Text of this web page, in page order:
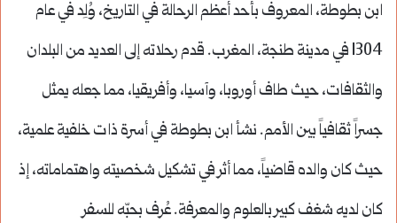
ابن بطوطة، المعروف بأحد أعظم الرحالة في التاريخ، وُلِد في عام
1304 في مدينة طنجة، المغرب. قدم رحلاته إلى العديد من البلدان
والثقافات، حيث طاف أوروبا، وآسيا، وأفريقيا، مما جعله يمثل
جسراً ثقافياً بين الأمم. نشأ ابن بطوطة في أسرة ذات خلفية علمية،
حيث كان والده قاضياً، مما أثر في تشكيل شخصيته واهتماماته، إذ
كان لديه شغف كبير بالعلوم والمعرفة. عُرف بحبّه للسفر